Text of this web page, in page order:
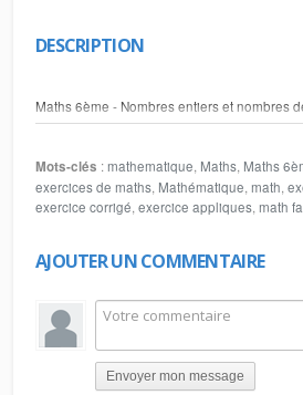
DESCRIPTION
Maths 6ème - Nombres entiers et nombres
vous pouvez visiter le site web
في مادة الرياضيات يمكنكم زيارة مواقعنا
www.arriyadiyat.com
www.lesmathematique.com
Mots-clés :mathematique, Maths, Maths
exercices de maths, Mathématique, math,
exercice corrigé, exercice appliques, math
AJOUTER UN COMMENTAIRE
Envoyer mon message